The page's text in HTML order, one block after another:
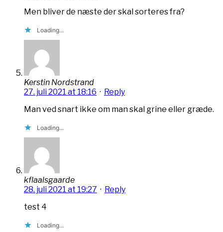
Men bliver de næste der skal sorteres fra?
Loading...
Kerstin Nordstrand
27. juli 2021 at 18:16 · Reply
Man ved snart ikke om man skal grine eller græde.
Loading...
kflaalsgaarde
28. juli 2021 at 19:27 · Reply
test 4
Loading...